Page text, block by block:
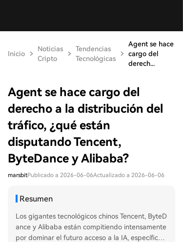
Inicio
Noticias
Cripto
Tendencias
Tecnológicas
Agent se hace
cargo del
derech...
Agent se hace cargo del
derecho a la distribución del
tráfico, ¿qué están
disputando Tencent,
ByteDance y Alibaba?
marsbitPublicado a 2026-06-06Actualizado a 2026-06-06
Resumen
Los gigantes tecnológicos chinos Tencent, ByteD
ance y Alibaba están compitiendo intensamente
por dominar el futuro acceso a la IA, específica